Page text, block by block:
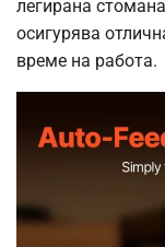
легирана
осигурява
време на работа.